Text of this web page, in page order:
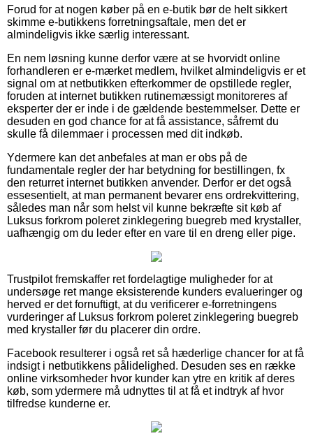
Forud for at nogen køber på en e-butik bør de helt sikkert
skimme e-butikkens forretningsaftale, men det er
almindeligvis ikke særlig interessant.
En nem løsning kunne derfor være at se hvorvidt online
forhandleren er e-mærket medlem, hvilket almindeligvis er et
signal om at netbutikken efterkommer de opstillede regler,
foruden at internet butikken rutinemæssigt monitoreres af
eksperter der er inde i de gældende bestemmelser. Dette er
desuden en god chance for at få assistance, såfremt du
skulle få dilemmaer i processen med dit indkøb.
Ydermere kan det anbefales at man er obs på de
fundamentale regler der har betydning for bestillingen, fx
den returret internet butikken anvender. Derfor er det også
essesentielt, at man permanent bevarer ens ordrekvittering,
således man når som helst vil kunne bekræfte sit køb af
Luksus forkrom poleret zinklegering buegreb med krystaller,
uafhængig om du leder efter en vare til en dreng eller pige.
Trustpilot fremskaffer ret fordelagtige muligheder for at
undersøge ret mange eksisterende kunders evalueringer og
herved er det fornuftigt, at du verificerer e-forretningens
vurderinger af Luksus forkrom poleret zinklegering buegreb
med krystaller før du placerer din ordre.
Facebook resulterer i også ret så hæderlige chancer for at få
indsigt i netbutikkens pålidelighed. Desuden ses en række
online virksomheder hvor kunder kan ytre en kritik af deres
køb, som ydermere må udnyttes til at få et indtryk af hvor
tilfredse kunderne er.